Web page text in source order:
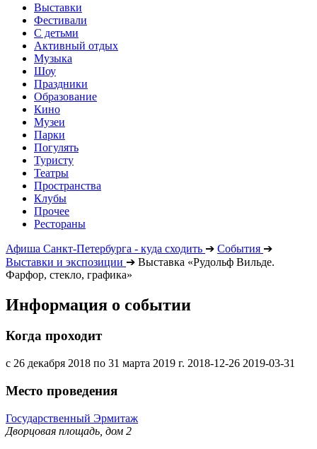
Выставки
Фестивали
С детьми
Активный отдых
Музыка
Шоу
Праздники
Образование
Кино
Музеи
Парки
Погулять
Туристу
Театры
Пространства
Клубы
Прочее
Рестораны
Афиша Санкт-Петербурга - куда сходить ➔ События ➔
Выставки и экспозиции ➔ Выставка «Рудольф Вильде.
Фарфор, стекло, графика»
Информация о событии
Когда проходит
с 26 декабря 2018 по 31 марта 2019 г. 2018-12-26 2019-03-31
Место проведения
Государственный Эрмитаж
Дворцовая площадь, дом 2